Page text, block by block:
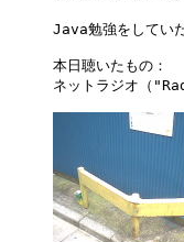
Java勉強をしてい
本日聴いたもの：
ネットラジオ（